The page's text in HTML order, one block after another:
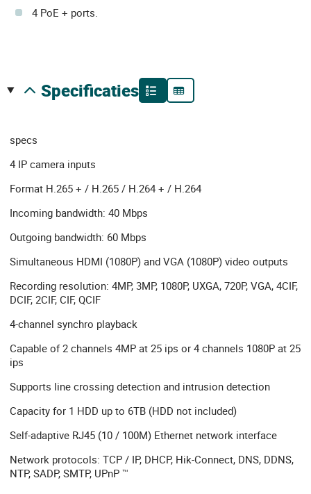
4 PoE + ports.
specificaties
specs
4 IP camera inputs
Format H.265 + / H.265 / H.264 + / H.264
Incoming bandwidth: 40 Mbps
Outgoing bandwidth: 60 Mbps
Simultaneous HDMI (1080P) and VGA (1080P) video outputs
Recording resolution: 4MP, 3MP, 1080P, UXGA, 720P, VGA, 4CIF,
DCIF, 2CIF, CIF, QCIF
4-channel synchro playback
Capable of 2 channels 4MP at 25 ips or 4 channels 1080P at 25
ips
Supports line crossing detection and intrusion detection
Capacity for 1 HDD up to 6TB (HDD not included)
Self-adaptive RJ45 (10 / 100M) Ethernet network interface
Network protocols: TCP / IP, DHCP, Hik-Connect, DNS, DDNS,
NTP, SADP, SMTP, UPnP ™